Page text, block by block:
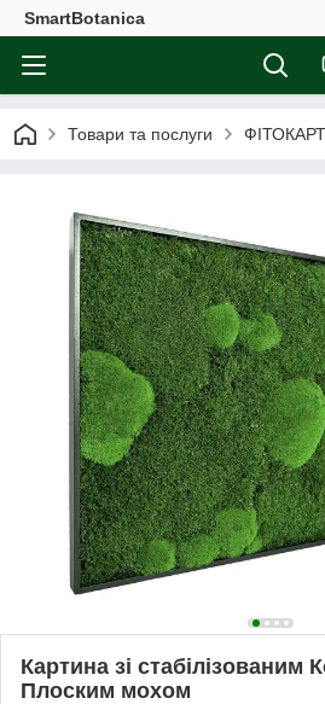
SmartBotanica
Товари та послуги
Картина зі стабілізованим
Плоским мохом